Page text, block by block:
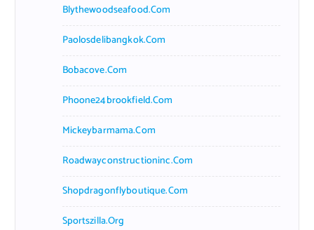
Blythewoodseafood.com
Paolosdelibangkok.com
Bobacove.com
Phoone24brookfield.com
Mickeybarmama.com
Roadwayconstructioninc.com
Shopdragonflyboutique.com
Sportszilla.org